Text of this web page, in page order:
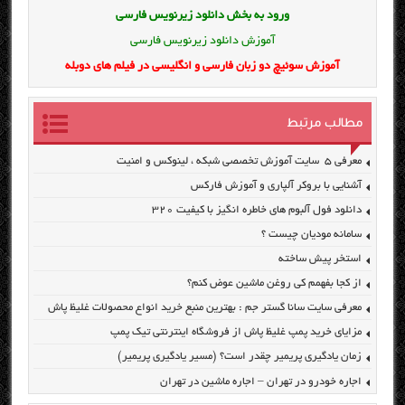
ورود به بخش دانلود زیرنویس فارسی
آموزش دانلود زیرنویس فارسی
آموزش سوئیچ دو زبان فارسی و انگلیسی در فیلم های دوبله
مطالب مرتبط
معرفی ۵ سایت آموزش تخصصی شبکه ، لینوکس و امنیت
آشنایی با بروکر آلپاری و آموزش فارکس
دانلود فول آلبوم های خاطره انگیز با کیفیت ۳۲۰
سامانه مودیان چیست ؟
استخر پیش ساخته
از کجا بفهمم کی روغن ماشین عوض کنم؟
معرفی سایت سانا گستر جم : بهترین منبع خرید انواع محصولات غلیظ پاش
مزایای خرید پمپ غلیظ پاش از فروشگاه اینترنتی تیک پمپ
زمان یادگیری پریمیر چقدر است؟ (مسیر یادگیری پریمیر)
اجاره خودرو در تهران – اجاره ماشین در تهران